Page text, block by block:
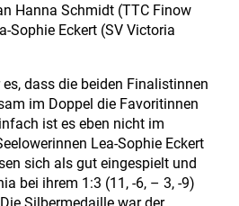
Hanna Schmidt (TTC Finow
Sophie Eckert (SV Victoria
dass die beiden Finalistinnen
im Doppel die Favoritinnen
ist es eben nicht im
Lea-Sophie Eckert
sich als gut eingespielt und
bei ihrem 1:3 (11, -6, – 3, -9)